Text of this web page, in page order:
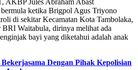
ketika Brigpol Agus Triyono
di sekitar Kecamatan Kota Tambolaka,
Waitabula, dirinya melihat ada
bayi yang diketahui adalah anak
Dengan Pihak Kepolisian